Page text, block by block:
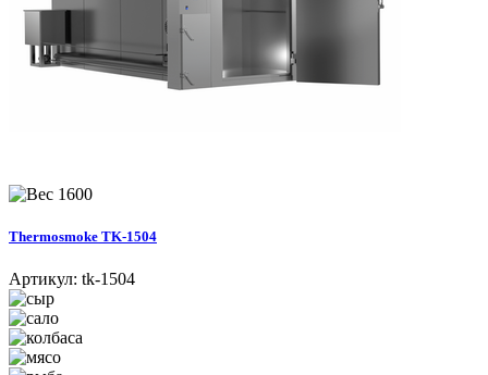
1600
Thermosmoke TK-1504
Артикул: tk-1504